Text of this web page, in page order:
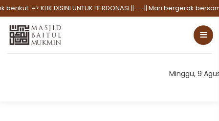
=> KLIK DISINI UNTUK BERDONASI||---|| Mari bergerak bersama
Minggu, 9